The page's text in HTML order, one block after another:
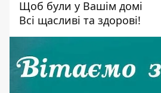
Щоб були у Вашім домі
Всі щасливі та здорові!